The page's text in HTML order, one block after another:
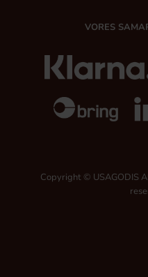
VORES
Copyright © USAGODIS